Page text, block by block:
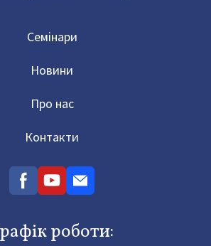
Семінари
Новини
Про нас
Контакти
роботи: